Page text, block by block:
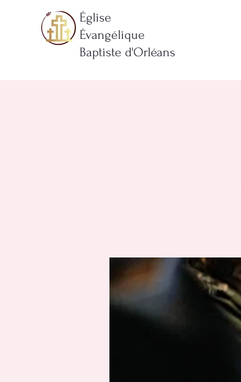
Église
Évangélique
Baptiste d'Orléans